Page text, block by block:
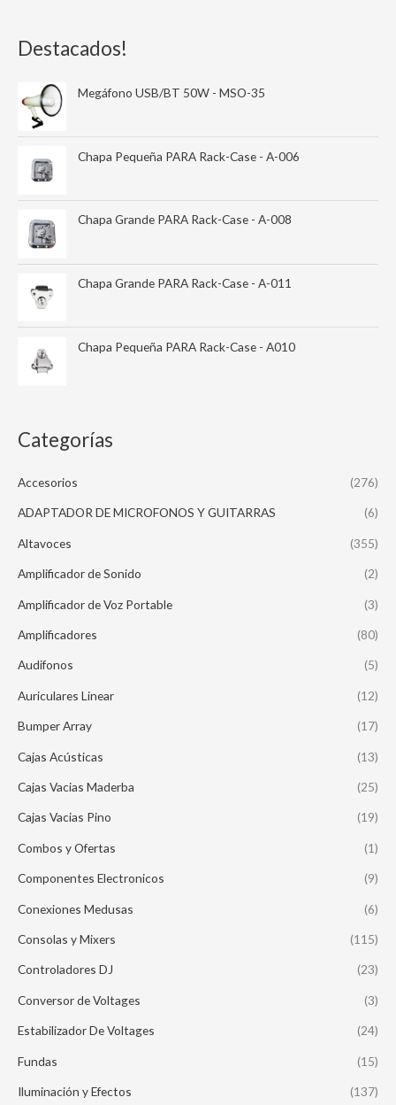
Destacados!
Megáfono USB/BT 50W - MSO-35
Chapa Pequeña PARA Rack-Case - A-006
Chapa Grande PARA Rack-Case - A-008
Chapa Grande PARA Rack-Case - A-011
Chapa Pequeña PARA Rack-Case - A010
Categorías
Accesorios (276)
ADAPTADOR DE MICROFONOS Y GUITARRAS (6)
Altavoces (355)
Amplificador de Sonido (2)
Amplificador de Voz Portable (3)
Amplificadores (80)
Audifonos (5)
Auriculares Linear (12)
Bumper Array (17)
Cajas Acústicas (13)
Cajas Vacias Maderba (25)
Cajas Vacias Pino (19)
Combos y Ofertas (1)
Componentes Electronicos (9)
Conexiones Medusas (6)
Consolas y Mixers (115)
Controladores DJ (23)
Conversor de Voltages (3)
Estabilizador De Voltages (24)
Fundas (15)
Iluminación y Efectos (137)